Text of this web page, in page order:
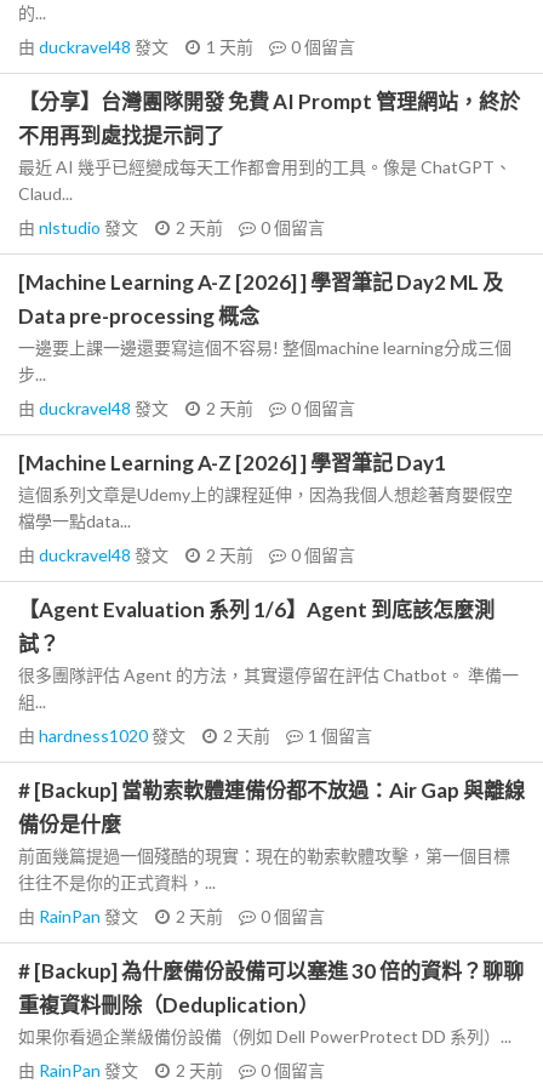
的...
由 duckravel48 發文 1 天前 0個留言
【分享】台灣團隊開發 免費 AI Prompt 管理網站，終於
不用再到處找提示詞了
最近 AI 幾乎已經變成每天工作都會用到的工具。像是 ChatGPT、
Claud...
由 nlstudio 發文 2 天前 0個留言
[Machine Learning A-Z [2026] ] 學習筆記 Day2 ML 及
Data pre-processing 概念
一邊要上課一邊還要寫這個不容易! 整個machine learning分成三個
步...
由 duckravel48 發文 2 天前 0個留言
[Machine Learning A-Z [2026] ] 學習筆記 Day1
這個系列文章是Udemy上的課程延伸，因為我個人想趁著育嬰假空
檔學一點data...
由 duckravel48 發文 2 天前 0個留言
【Agent Evaluation 系列 1/6】Agent 到底該怎麼測
試？
很多團隊評估 Agent 的方法，其實還停留在評估 Chatbot。 準備一
組...
由 hardness1020發文 2 天前 1 個留言
# [Backup] 當勒索軟體連備份都不放過：Air Gap 與離線
備份是什麼
前面幾篇提過一個殘酷的現實：現在的勒索軟體攻擊，第一個目標
往往不是你的正式資料，...
由 RainPan 發文 2 天前 0個留言
# [Backup] 為什麼備份設備可以塞進 30 倍的資料？聊聊
重複資料刪除（Deduplication）
如果你看過企業級備份設備（例如 Dell PowerProtect DD 系列）...
由 RainPan 發文 2 天前 0個留言